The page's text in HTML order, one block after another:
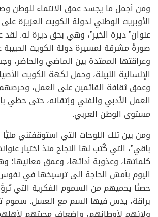
ومن أجمل ما يجسد عمق الانتماء للوطن
الأوبريت الوطني لدولة الكويت العزيزة
عنوان” ديرة الخير”، وهي بحق ديرة له.
صورةً مشرقة لمسيرة دولة الكويت الحبيبة
وعراقتها الممتدة بين الماضي والحاضر،
الإنسانية النبيلة، وحمل نكهة الكويت
وعمق ثقافة القائمين على العمل،
العمل الأدبي والفني وإتقانه، حتى حظي
مستوى الوطن العربي.
ومن بين تلك اللوحات التي استوقفتني
باقي”، التي كُتب لها النجاح منذ اختيار
كلماتها، وعذوبة أدائها، وعمق
اليوم بأمسّ الحاجة إلى ترسيخها في نفوس
حصنًا يحميهم من السموم الفكرية التي
براقة، يدس فيها السم مع العسل. سموم